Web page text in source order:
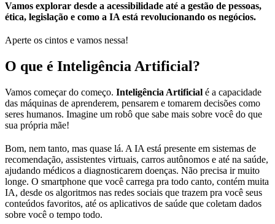
Vamos explorar desde a acessibilidade até a gestão de pessoas,
ética, legislação e como a IA está revolucionando os negócios.
Aperte os cintos e vamos nessa!
O que é Inteligência Artificial?
Vamos começar do começo. Inteligência Artificial é a capacidade
das máquinas de aprenderem, pensarem e tomarem decisões como
seres humanos. Imagine um robô que sabe mais sobre você do que
sua própria mãe!
Bom, nem tanto, mas quase lá. A IA está presente em sistemas de
recomendação, assistentes virtuais, carros autônomos e até na saúde,
ajudando médicos a diagnosticarem doenças. Não precisa ir muito
longe. O smartphone que você carrega pra todo canto, contém muita
IA, desde os algoritmos nas redes sociais que trazem pra você seus
conteúdos favoritos, até os aplicativos de saúde que coletam dados
sobre você o tempo todo.